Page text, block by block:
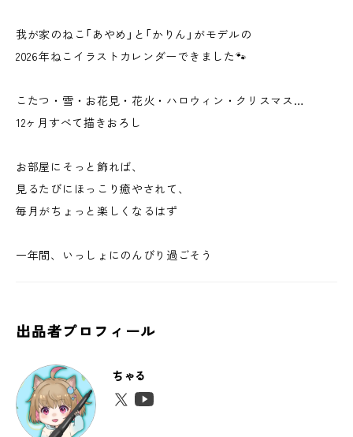
我が家のねこ「あやめ」と「かりん」がモデルの
2026年ねこイラストカレンダーできました🐾
こたつ・雪・お花見・花火・ハロウィン・クリスマス…
12ヶ月すべて描きおろし
お部屋にそっと飾れば、
見るたびにほっこり癒やされて、
毎月がちょっと楽しくなるはず
一年間、いっしょにのんびり過ごそう
出品者プロフィール
ちゃる